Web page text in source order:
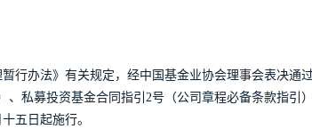
行办法》有关规定，经中国基金业协会理事会表决通
私募投资基金合同指引2号（公司章程必备条款指引
五日起施行。